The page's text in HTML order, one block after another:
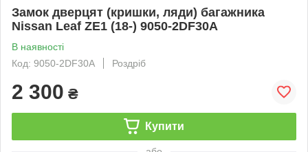
Замок дверцят (кришки, ляди) багажника
Nissan Leaf ZE1 (18-) 9050-2DF30A
В наявності
Код: 9050-2DF30A
Роздріб
2 300 ₴
Купити